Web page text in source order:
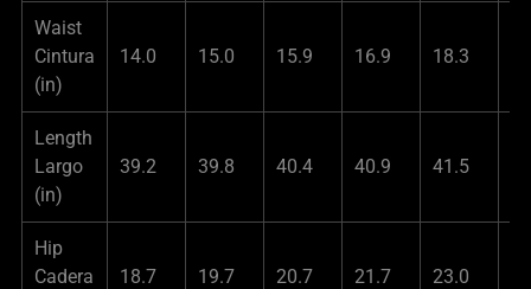
Waist
Cintura
(in)
14.0 15.0 15.9 16.9 18.3
Length
Largo
(in)
39.2 39.8 40.4 40.9 41.5
Hip
Cadera
18.7 19.7 20.7 21.7 23.0